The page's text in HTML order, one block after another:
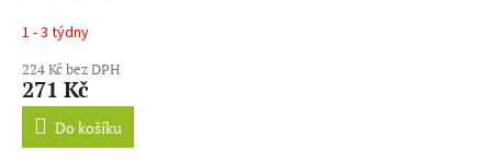
1 - 3 týdny
224 Kč bez DPH
271 Kč
Do košíku